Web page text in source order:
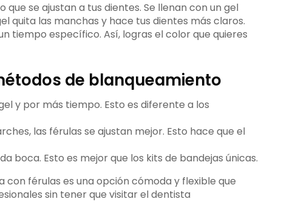
se ajustan a tus dientes. Se llenan con un gel
quita las manchas y hace tus dientes más claros.
tiempo específico. Así, logras el color que quieres
de blanqueamiento
y por más tiempo. Esto es diferente a los
las férulas se ajustan mejor. Esto hace que el
boca. Esto es mejor que los kits de bandejas únicas.
con férulas es una opción cómoda y flexible que
sin tener que visitar el dentista